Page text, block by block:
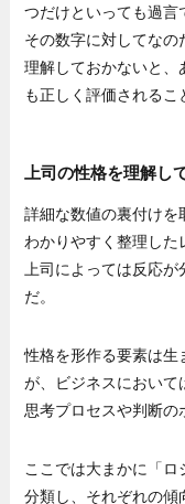
つだけといっても過言
その数字に対してなの
理解しておかないと、
も正しく評価されるこ
上司の性格を理解し
詳細な数値の裏付けを
わかりやすく整理した
上司によっては反応
だ。
性格を形作る要素は生
が、ビジネスにおいて
思考プロセスや判断の
ここでは大まかに「ロ
分類し、それぞれの傾